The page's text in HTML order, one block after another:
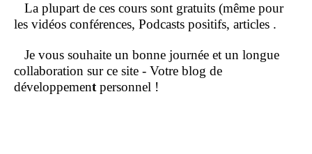
La plupart de ces cours sont gratuits (même pour
les vidéos conférences, Podcasts positifs, articles .
Je vous souhaite un bonne journée et un longue
collaboration sur ce site - Votre blog de
développementpersonnel !